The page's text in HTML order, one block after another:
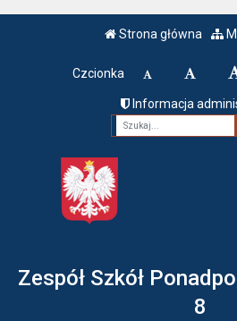
Strona główna
Czcionka
Informacja
Fraza
Zespół Szkół
8